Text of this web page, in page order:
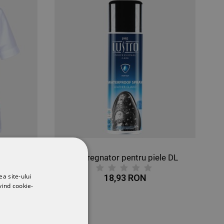
piele DL Mănuși tricotate RULER RED
5,62 RON
site-ului
cookie-